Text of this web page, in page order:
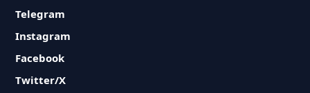
Telegram
Instagram
Facebook
Twitter/X